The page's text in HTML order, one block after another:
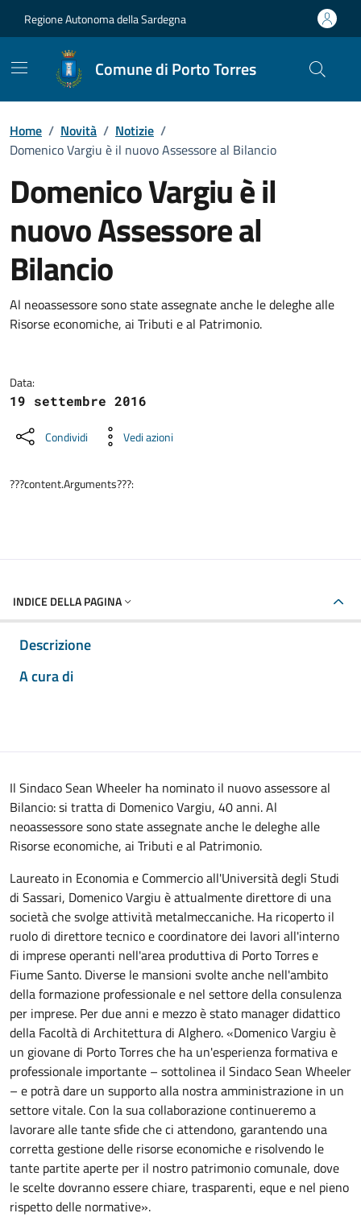
Regione Autonoma della Sardegna
Comune di Porto Torres
Home / Novità / Notizie /
Domenico Vargiu è il nuovo Assessore al Bilancio
Domenico Vargiu è il
nuovo Assessore al
Bilancio
Dettagli della notizia
Al neoassessore sono state assegnate anche le deleghe alle
Risorse economiche, ai Tributi e al Patrimonio.
Data:
19 settembre 2016
Condividi Vedi azioni
???content.Arguments???:
INDICE DELLA PAGINA
Descrizione
A cura di
Il Sindaco Sean Wheeler ha nominato il nuovo assessore al
Bilancio: si tratta di Domenico Vargiu, 40 anni. Al
neoassessore sono state assegnate anche le deleghe alle
Risorse economiche, ai Tributi e al Patrimonio.
Laureato in Economia e Commercio all'Università degli Studi
di Sassari, Domenico Vargiu è attualmente direttore di una
società che svolge attività metalmeccaniche. Ha ricoperto il
ruolo di direttore tecnico e coordinatore dei lavori all'interno
di imprese operanti nell'area produttiva di Porto Torres e
Fiume Santo. Diverse le mansioni svolte anche nell'ambito
della formazione professionale e nel settore della consulenza
per imprese. Per due anni e mezzo è stato manager didattico
della Facoltà di Architettura di Alghero. «Domenico Vargiu è
un giovane di Porto Torres che ha un'esperienza formativa e
professionale importante – sottolinea il Sindaco Sean Wheeler
– e potrà dare un supporto alla nostra amministrazione in un
settore vitale. Con la sua collaborazione continueremo a
lavorare alle tante sfide che ci attendono, garantendo una
corretta gestione delle risorse economiche e risolvendo le
tante partite aperte per il nostro patrimonio comunale, dove
le scelte dovranno essere chiare, trasparenti, eque e nel pieno
rispetto delle normative».